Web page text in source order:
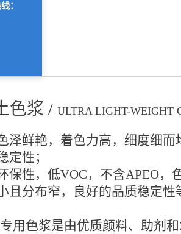
：
色浆 / ULTRA LIGHT-WEIGHT
泽鲜艳，着色力高，细度细而
定性；
保性，低VOC，不含APEO，
且分布窄，良好的品质稳定性
用色浆是由优质颜料、助剂